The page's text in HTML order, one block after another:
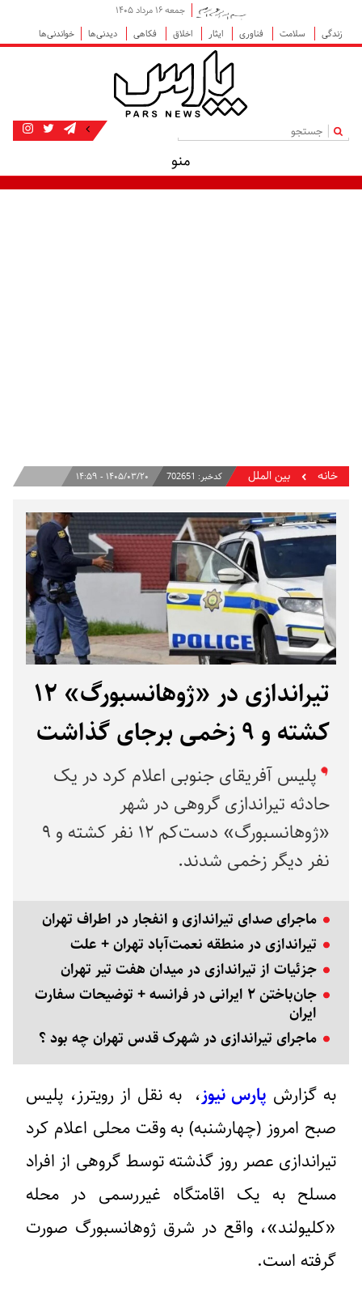
جمعه ۱۶ مرداد ۱۴۰۵
زندگی
سلامت فناوری ایثار اخلاق فکاهی دیدنی‌ها خواندنی‌ها
|
منو
خانه بین الملل کدخبر: 702651 ۱۴۰۵/۰۳/۲۰ - ۱۴:۵۹
تیراندازی در «ژوهانسبورگ» ۱۲
کشته و ۹ زخمی برجای گذاشت
پلیس آفریقای جنوبی اعلام کرد در یک
حادثه تیراندازی گروهی در شهر
«ژوهانسبورگ» دست‌کم ۱۲ نفر کشته و ۹
نفر دیگر زخمی شدند.
ماجرای صدای تیراندازی و انفجار در اطراف تهران
تیراندازی در منطقه نعمت‌آباد تهران + علت
جزئیات از تیراندازی در میدان هفت تیر تهران
جان‌باختن ۲ ایرانی در فرانسه + توضیحات سفارت
ایران
ماجرای تیراندازی در شهرک قدس تهران چه بود ؟
به گزارش پارس نیوز، به نقل از رویترز، پلیس
صبح امروز (چهارشنبه) به وقت محلی اعلام کرد
تیراندازی عصر روز گذشته توسط گروهی از افراد
مسلح به یک اقامتگاه غیررسمی در محله
«کلیولند»، واقع در شرق ژوهانسبورگ صورت
گرفته است.